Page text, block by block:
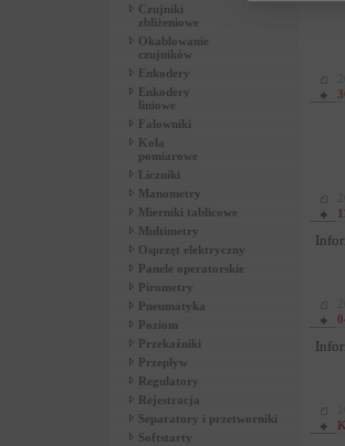
Czujniki
zbliżeniowe
Okablowanie
czujników
Enkodery
Enkodery
liniowe
Falowniki
Koła
pomiarowe
Liczniki
Manometry
Mierniki tablicowe
Multimetry
Osprzęt elektryczny
Panele operatorskie
Pirometry
Pneumatyka
Poziom
Przekaźniki
Przepływ
Regulatory
Rejestracja
Separatory i przetworniki
Softstarty